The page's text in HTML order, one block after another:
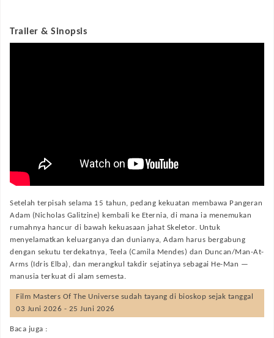
Trailer & Sinopsis
Setelah terpisah selama 15 tahun, pedang kekuatan membawa Pangeran
Adam (Nicholas Galitzine) kembali ke Eternia, di mana ia menemukan
rumahnya hancur di bawah kekuasaan jahat Skeletor. Untuk
menyelamatkan keluarganya dan dunianya, Adam harus bergabung
dengan sekutu terdekatnya, Teela (Camila Mendes) dan Duncan/Man-At-
Arms (Idris Elba), dan merangkul takdir sejatinya sebagai He-Man —
manusia terkuat di alam semesta.
Film Masters Of The Universe sudah tayang di bioskop sejak tanggal
03 Juni 2026 - 25 Juni 2026
Baca juga :